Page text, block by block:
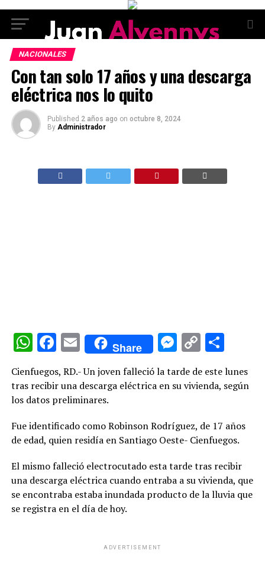
NACIONALES
Con tan solo 17 años y una descarga
eléctrica nos lo quito
Published 2 años ago on octubre 8, 2024
By Administrador
WhatsApp
Facebook
EmailShare
Copy
Cienfuegos, RD.- Un joven falleció la tarde de este lunes
tras recibir una descarga eléctrica en su vivienda, según
los datos preliminares.
Fue identificado como Robinson Rodríguez, de 17 años
de edad, quien residía en Santiago Oeste- Cienfuegos.
El mismo falleció electrocutado esta tarde tras recibir
una descarga eléctrica cuando entraba a su vivienda, que
se encontraba estaba inundada producto de la lluvia que
se registra en el día de hoy.
ADVERTISEMENT